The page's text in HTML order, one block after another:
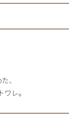
、
レ。